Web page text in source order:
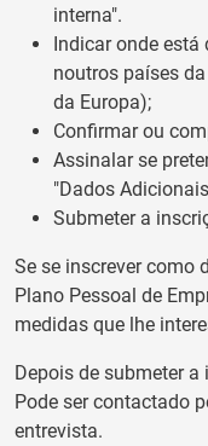
interna".
Indicar onde
noutros países
da Europa);
Confirmar ou
Assinalar se
"Dados
Submeter a
Se se inscrever como
Plano Pessoal de
medidas que lhe
Depois de submeter
Pode ser contactado
entrevista.